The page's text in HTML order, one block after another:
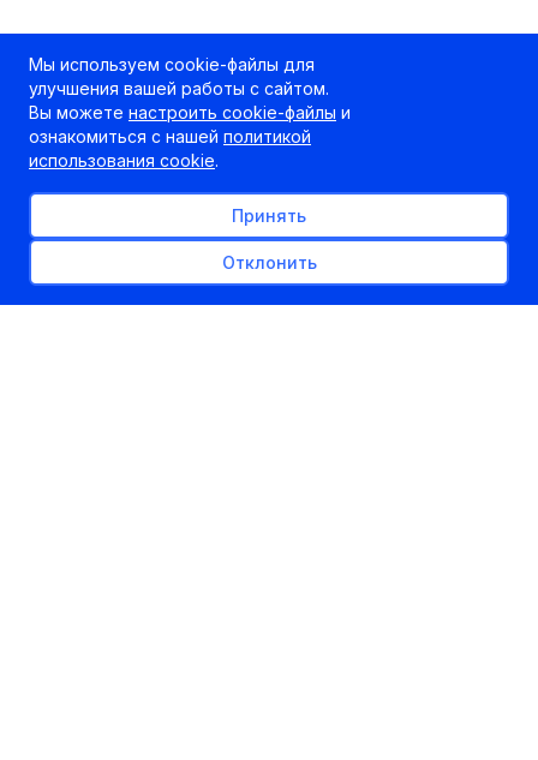
Мы используем cookie-файлы для
улучшения вашей работы с сайтом.
Вы можете настроить cookie-файлы и
ознакомиться с нашей политикой
использования cookie.
Принять
Отклонить